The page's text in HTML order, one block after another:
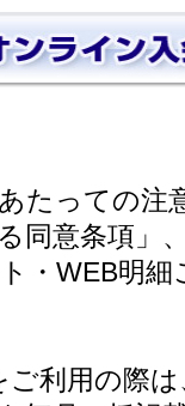
たっての注
同意条項
・WEB明
利用の際